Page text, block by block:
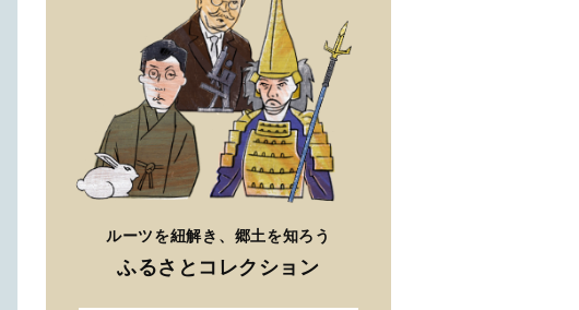
ルーツを紐解き、郷土を知ろう
ふるさとコレクション